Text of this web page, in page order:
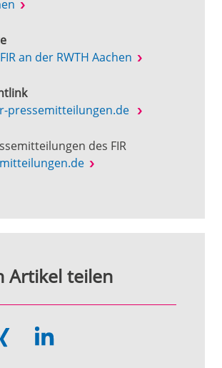
an der RWTH Aachen
pressemitteilungen.de
des FIR
Artikel teilen